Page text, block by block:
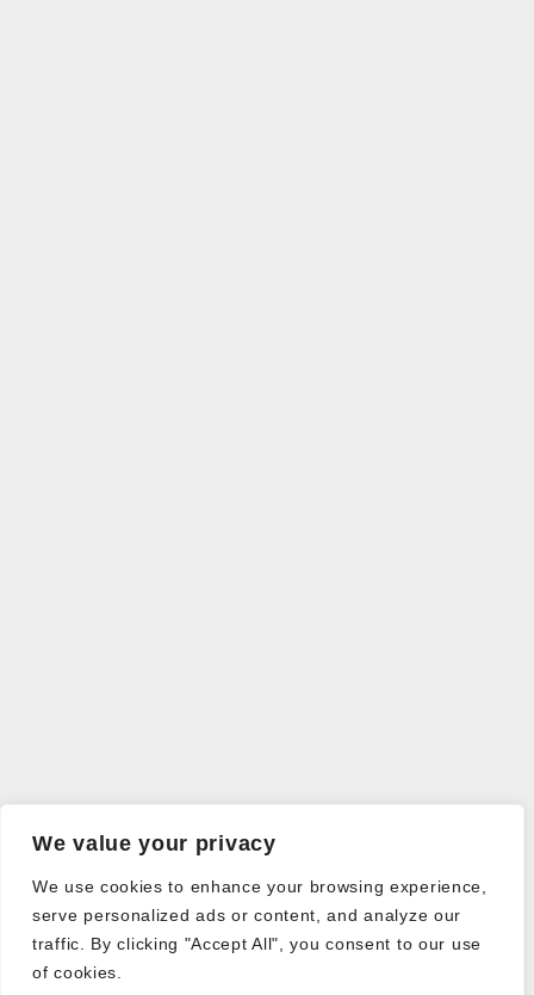
We value your privacy
We use cookies to enhance your browsing experience,
serve personalized ads or content, and analyze our
traffic. By clicking "Accept All", you consent to our use
of cookies.